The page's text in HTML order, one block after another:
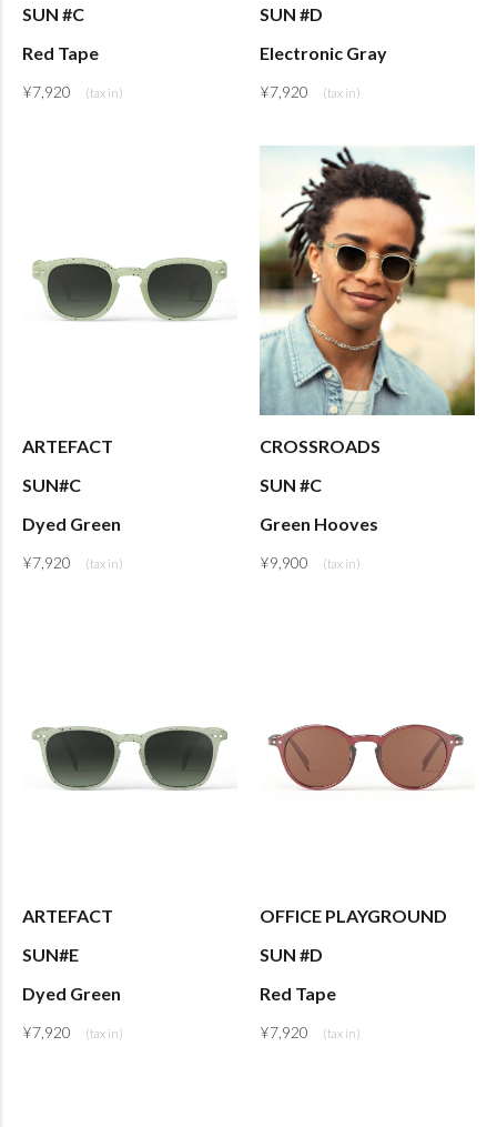
SUN #C
Red Tape
¥7,920
SUN #D
Electronic Gray
¥7,920
ARTEFACT
SUN#C
Dyed Green
¥7,920
CROSSROADS
SUN #C
Green Hooves
¥9,900
ARTEFACT
SUN#E
Dyed Green
¥7,920
OFFICE PLAYGROUND
SUN #D
Red Tape
¥7,920